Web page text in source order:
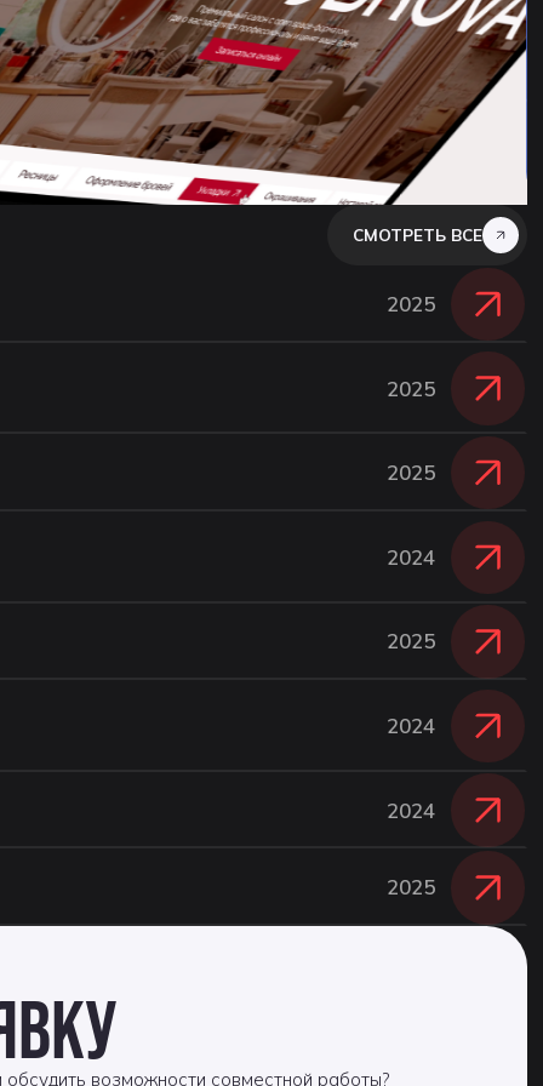
СМОТРЕТЬ ВСЕ
2025
2025
2025
2024
2025
2024
2024
2025
возможности совместной работы?